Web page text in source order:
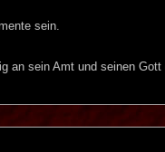
sein.
an sein Amt und seinen Gott